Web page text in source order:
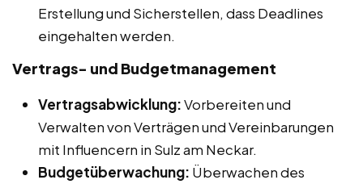
Erstellung und Sicherstellen, dass Deadlines
eingehalten werden.
Vertrags- und Budgetmanagement
Vertragsabwicklung:Vorbereiten und
Verwalten von Verträgen und Vereinbarungen
mit Influencern in Sulz am Neckar.
Budgetüberwachung: Überwachen des